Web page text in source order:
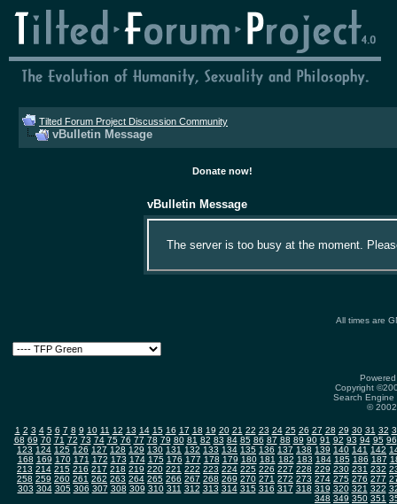
Tilted Forum Project Discussion Community
vBulletin Message
Donate now!
vBulletin Message
The server is too busy at the moment.
All times are
Copyright
Search
©
1 2 3 4 5 6 7 8 9 10 11 12 13 14 15 16 17 18 19 20 21 22 23 24 25 26 27 28 29 30 31 32
68 69 70 71 72 73 74 75 76 77 78 79 80 81 82 83 84 85 86 87 88 89 90 91 92 93 94 95 96
123 124 125 126 127 128 129 130 131 132 133 134 135 136 137 138 139 140 141 142
168 169 170 171 172 173 174 175 176 177 178 179 180 181 182 183 184 185 186 187
213 214 215 216 217 218 219 220 221 222 223 224 225 226 227 228 229 230 231 232
258 259 260 261 262 263 264 265 266 267 268 269 270 271 272 273 274 275 276 277
303 304 305 306 307 308 309 310 311 312 313 314 315 316 317 318 319 320 321 322
348 349 350 351